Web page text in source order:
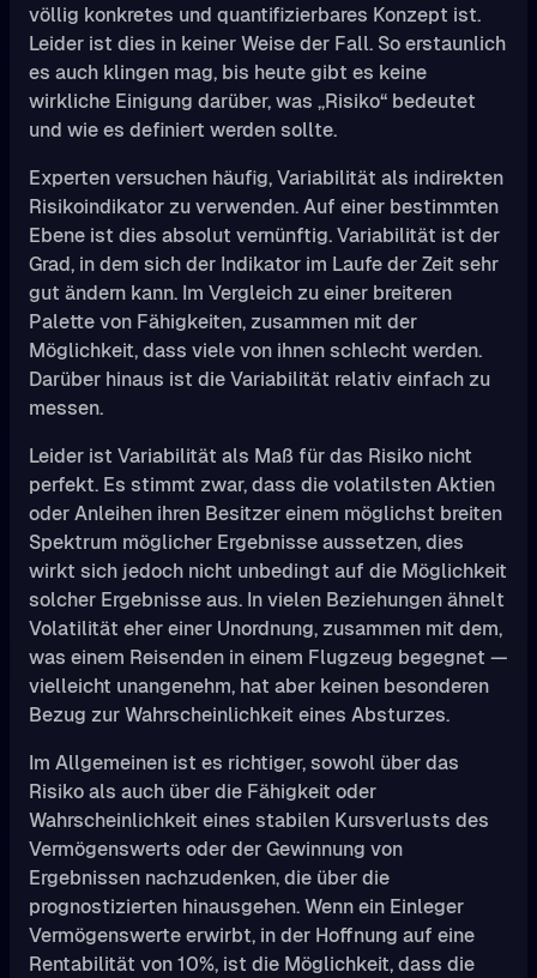
völlig konkretes und quantifizierbares Konzept ist.
Leider ist dies in keiner Weise der Fall. So erstaunlich
es auch klingen mag, bis heute gibt es keine
wirkliche Einigung darüber, was „Risiko“ bedeutet
und wie es definiert werden sollte.
Experten versuchen häufig, Variabilität als indirekten
Risikoindikator zu verwenden. Auf einer bestimmten
Ebene ist dies absolut vernünftig. Variabilität ist der
Grad, in dem sich der Indikator im Laufe der Zeit sehr
gut ändern kann. Im Vergleich zu einer breiteren
Palette von Fähigkeiten, zusammen mit der
Möglichkeit, dass viele von ihnen schlecht werden.
Darüber hinaus ist die Variabilität relativ einfach zu
messen.
Leider ist Variabilität als Maß für das Risiko nicht
perfekt. Es stimmt zwar, dass die volatilsten Aktien
oder Anleihen ihren Besitzer einem möglichst breiten
Spektrum möglicher Ergebnisse aussetzen, dies
wirkt sich jedoch nicht unbedingt auf die Möglichkeit
solcher Ergebnisse aus. In vielen Beziehungen ähnelt
Volatilität eher einer Unordnung, zusammen mit dem,
was einem Reisenden in einem Flugzeug begegnet —
vielleicht unangenehm, hat aber keinen besonderen
Bezug zur Wahrscheinlichkeit eines Absturzes.
Im Allgemeinen ist es richtiger, sowohl über das
Risiko als auch über die Fähigkeit oder
Wahrscheinlichkeit eines stabilen Kursverlusts des
Vermögenswerts oder der Gewinnung von
Ergebnissen nachzudenken, die über die
prognostizierten hinausgehen. Wenn ein Einleger
Vermögenswerte erwirbt, in der Hoffnung auf eine
Rentabilität von 10%, ist die Möglichkeit, dass die